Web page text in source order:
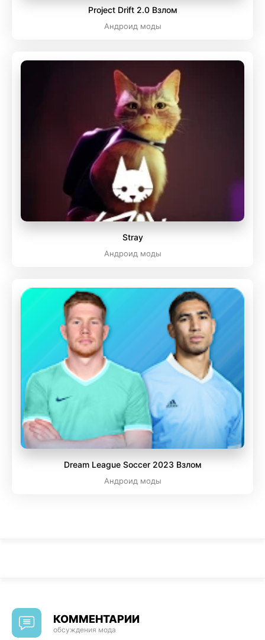
Project Drift 2.0 Взлом
Андроид моды
Stray
Андроид моды
Dream League Soccer 2023 Взлом
Андроид моды
КОММЕНТАРИИ
обсуждения мода